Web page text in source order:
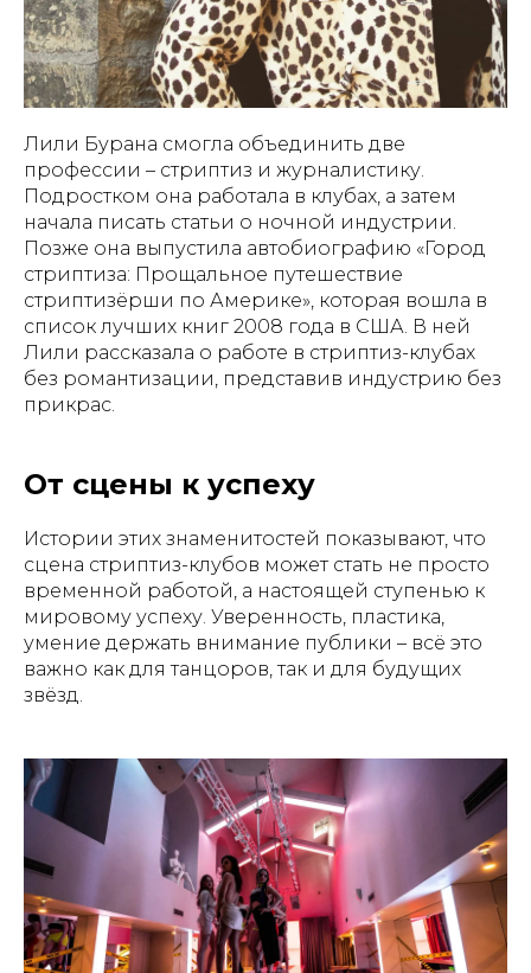
Лили Бурана смогла объединить две
профессии – стриптиз и журналистику.
Подростком она работала в клубах, а затем
начала писать статьи о ночной индустрии.
Позже она выпустила автобиографию «Город
стриптиза: Прощальное путешествие
стриптизёрши по Америке», которая вошла в
список лучших книг 2008 года в США. В ней
Лили рассказала о работе в стриптиз-клубах
без романтизации, представив индустрию без
прикрас.
От сцены к успеху
Истории этих знаменитостей показывают, что
сцена стриптиз-клубов может стать не просто
временной работой, а настоящей ступенью к
мировому успеху. Уверенность, пластика,
умение держать внимание публики – всё это
важно как для танцоров, так и для будущих
звёзд.